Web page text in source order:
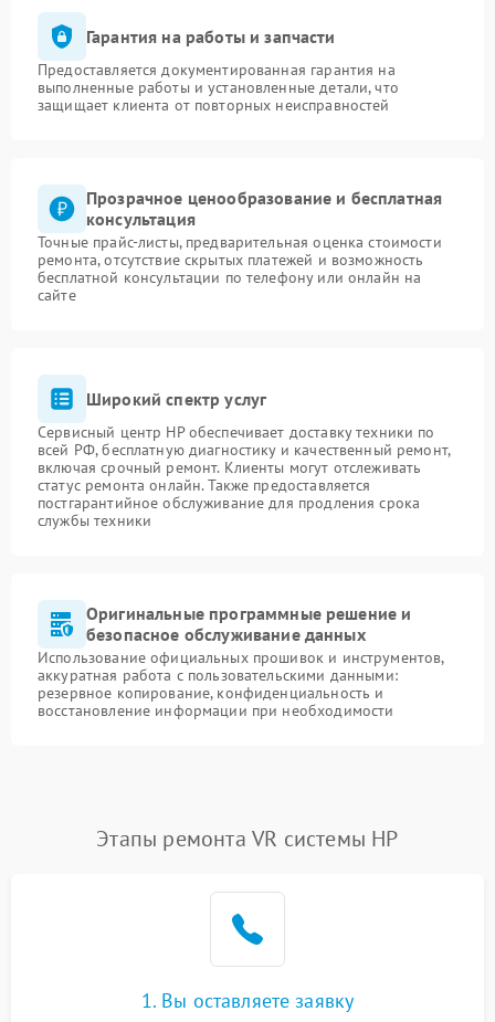
Гарантия на работы и запчасти
Предоставляется документированная гарантия на
выполненные работы и установленные детали, что
защищает клиента от повторных неисправностей
Прозрачное ценообразование и бесплатная
консультация
Точные прайс-листы, предварительная оценка стоимости
ремонта, отсутствие скрытых платежей и возможность
бесплатной консультации по телефону или онлайн на
сайте
Широкий спектр услуг
Сервисный центр HP обеспечивает доставку техники по
всей РФ, бесплатную диагностику и качественный ремонт,
включая срочный ремонт. Клиенты могут отслеживать
статус ремонта онлайн. Также предоставляется
постгарантийное обслуживание для продления срока
службы техники
Оригинальные программные решение и
безопасное обслуживание данных
Использование официальных прошивок и инструментов,
аккуратная работа с пользовательскими данными:
резервное копирование, конфиденциальность и
восстановление информации при необходимости
Этапы ремонта VR системы HP
1. Вы оставляете заявку